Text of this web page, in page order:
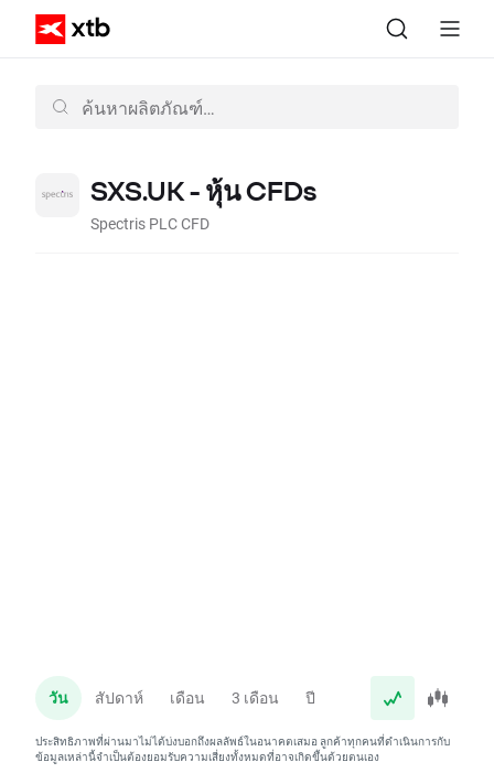
SXS.UK - หุ้น CFDs
Spectris PLC CFD
วัน สัปดาห์ เดือน 3 เดือน ปี
ประสิทธิภาพที่ผ่านมาไม่ได้บ่งบอกถึงผลลัพธ์ในอนาคตเสมอ ลูกค้าทุกคนที่ดำเนินการกับ
ข้อมูลเหล่านี้จำเป็นต้องยอมรับความเสี่ยงทั้งหมดที่อาจเกิดขึ้นด้วยตนเอง